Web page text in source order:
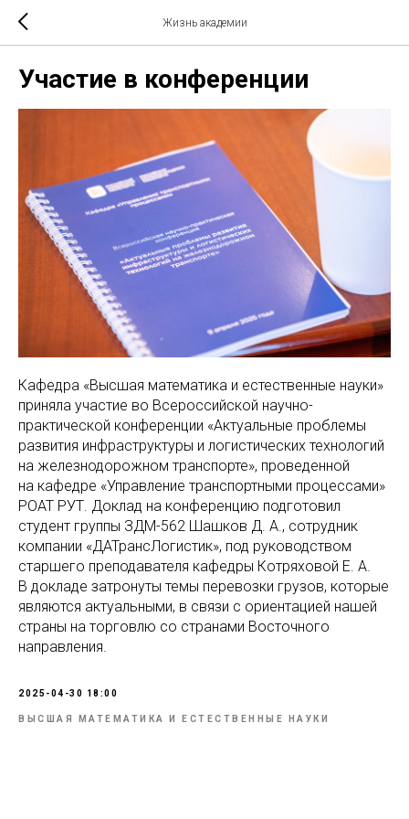
Жизнь академии
Участие в конференции
Кафедра «Высшая математика и естественные науки»
приняла участие во Всероссийской научно-
практической конференции «Актуальные проблемы
развития инфраструктуры и логистических технологий
на железнодорожном транспорте», проведенной
на кафедре «Управление транспортными процессами»
РОАТ РУТ. Доклад на конференцию подготовил
студент группы ЗДМ-562 Шашков Д. А., сотрудник
компании «ДАТрансЛогистик», под руководством
старшего преподавателя кафедры Котряховой Е. А.
В докладе затронуты темы перевозки грузов, которые
являются актуальными, в связи с ориентацией нашей
страны на торговлю со странами Восточного
направления.
2025-04-30 18:00
ВЫСШАЯ МАТЕМАТИКА И ЕСТЕСТВЕННЫЕ НАУКИ